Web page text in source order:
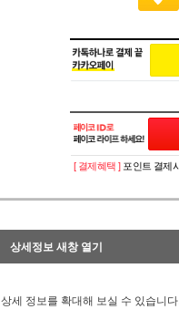
[ 결제혜택 ] 포인트 결제
상세정보 새창 열기
상세 정보를 확대해 보실 수 있습니다.